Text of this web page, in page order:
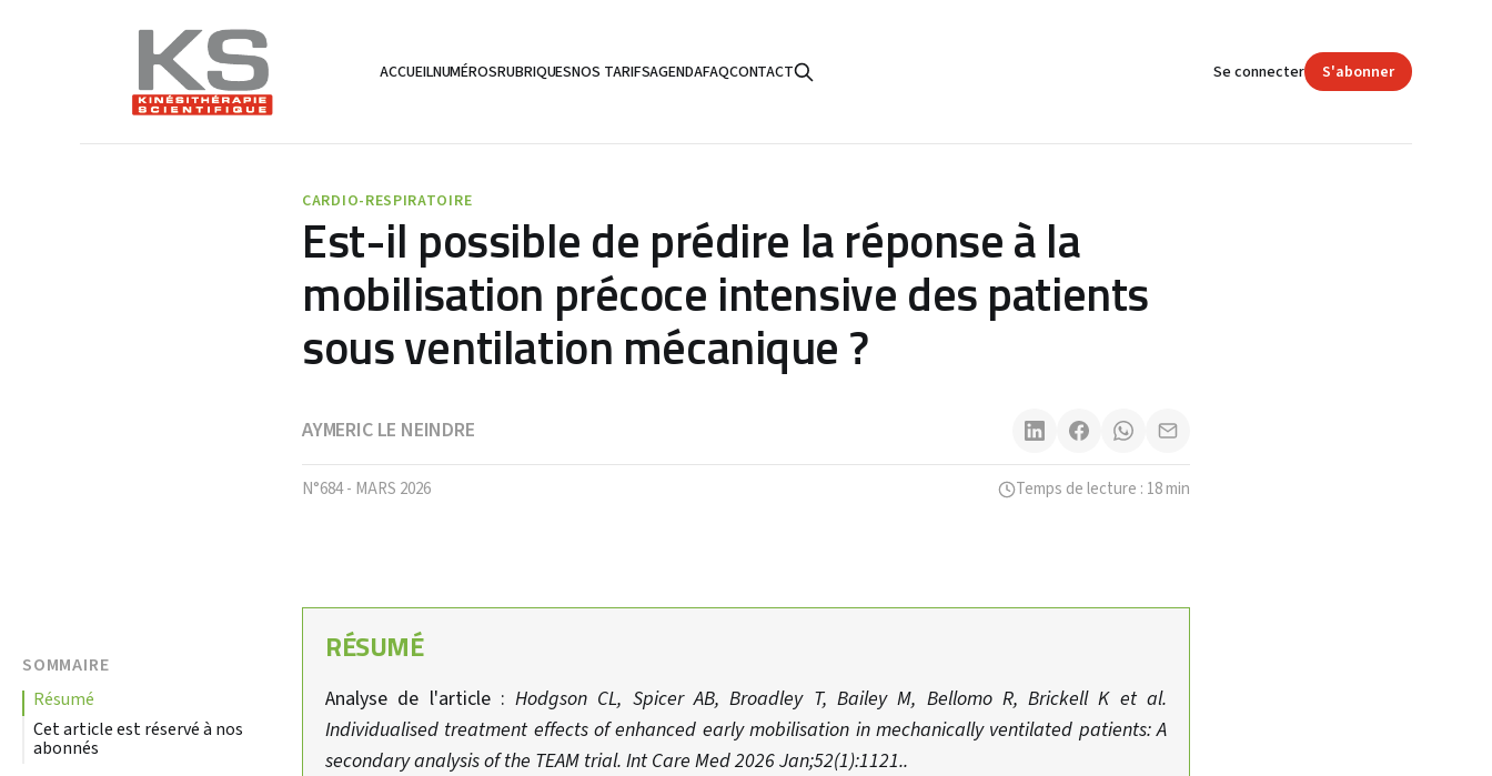
ACCUEILNUMÉROSRUBRIQUESNOS TARIFSAGENDAFAQCONTACT Se connecter S'abonner
CARDIO-RESPIRATOIRE
Est-il possible de prédire la réponse à la
mobilisation précoce intensive des patients
sous ventilation mécanique ?
AYMERIC LE NEINDRE
N°684 - MARS 2026 Temps de lecture : 18 min
SOMMAIRE
résumé
Cet article est réservé à nos
abonnés
RÉSUMÉ
Analyse de l'article :Hodgson CL, Spicer AB, Broadley T, Bailey M, Bellomo R, Brickell K et al.
Individualised treatment effects of enhanced early mobilisation in mechanically ventilated patients: A
secondary analysis of the TEAM trial. Int Care Med 2026 Jan;52(1):1121..